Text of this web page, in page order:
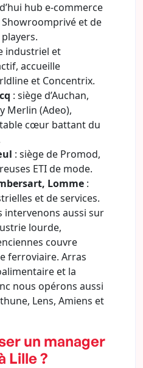
hub e-commerce
Showroomprivé et de
industriel et
accueille
et Concentrix.
: siège d’Auchan,
Merlin (Adeo),
cœur battant du
: siège de Promod,
ETI de mode.
Lomme :
et de services.
intervenons aussi sur
lourde,
couvre
ferroviaire. Arras
et la
nous opérons aussi
Lens, Amiens et
un manager
Lille ?